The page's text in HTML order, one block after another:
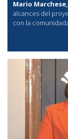
Mario
alcances del
con la